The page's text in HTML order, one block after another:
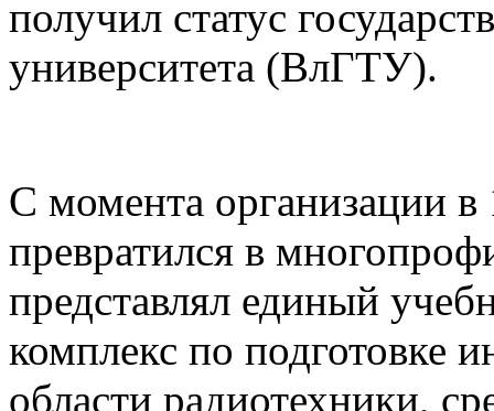
получил статус
университета (ВлГТУ).
С момента организации в
превратился в
представлял единый
комплекс по подготовке
области радиотехники,